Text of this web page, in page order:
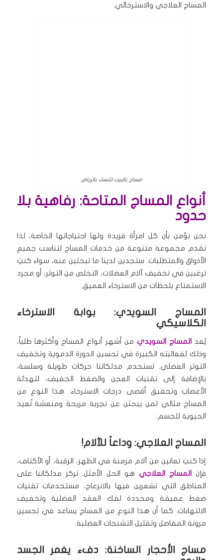
المساج العلاجي والاسترخائي.
مساج بالبيت للنساء بالرياض
أنواع المساج المتاحة: رفاهية بلا
حدود
نحن نؤمن بأن كل امرأة فريدة ولها احتياجاتها الخاصة، لذا
نقدم مجموعة متنوعة من خدمات المساج لتناسب جميع
الأذواق والمتطلبات. ستجدين لدينا ما تبحثين عنه، سواء كنتِ
ترغبين في تخفيف آلام العضلات، التخلص من التوتر، أو مجرد
الاستمتاع بلحظات من الاسترخاء العميق.
المساج السويدي: بوابة الاسترخاء
الكلاسيكي
يُعد المساج السويدي من أشهر أنواع المساج وأكثرها طلباً،
وذلك لفعاليته الكبيرة في تحسين الدورة الدموية وتخفيف
التوتر العضلي. تستخدم مدلكاتنا حركات طويلة وسلسة،
بالإضافة إلى تقنيات العجن والضغط الخفيف، لتهدئة
الأعصاب وتحقيق أقصى درجات الاسترخاء. هذا النوع من
المساج مثالي لمن يبحثن عن تجربة مريحة ومنعشة تُعيد
الحيوية للجسم.
المساج العلاجي: وداعاً للآلام!
إذا كنتِ تعانين من آلام مزمنة في الظهر، الرقبة، أو الأكتاف،
فإن
المساج العلاجي هو الحل الأمثل. تركز مدلكاتنا على
المناطق التي تشعرين فيها بالانزعاج، مستخدمات تقنيات
ضغط عميقة ومحددة لفك العقد العضلية وتخفيف
الالتهابات. كما أن هذا النوع من المساج يساعد في تحسين
مرونة المفاصل وتقليل التشنجات العضلية.
مساج الأحجار الساخنة: دفء يغمر الجسد